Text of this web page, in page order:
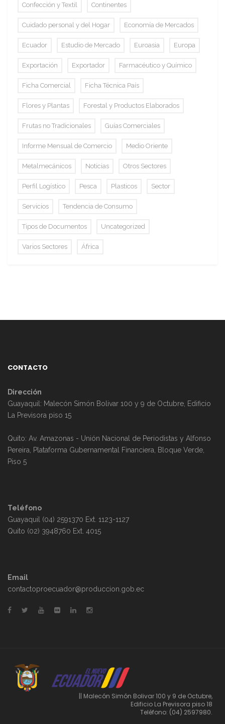
Confección y Textil Continentes
Cuidado personal y del Hogar Economía de Mercados
Ecuador Estudio de Mercado Euroasia Europa
Exportación Exportador Farmacéutico y Químico
Ficha Comercial Ficha Técnica País
Flores y Plantas Forestal y Productos Elaborados
Frutas no Tradicionales Guías Comerciales
Informe Mensual de Comercio Medio Oriente
Metalmecánicos Noticias Otros Sectores
Perfil Logístico Pesca Plasticos Sector
Servicios Tendencia de Consumo
Tipos de Documentos Uncategorized
Varios Sectores África
CONTACTO
Dirección
Guayaquil: Malecón Simón Bolivar 100 y 9 de Octubre, Edificio
La Previsora piso 15
Quito: Av. Amazonas - Unión Nacional de Periodistas y Alfonso
Pereira, Plataforma Gubernamental Financiera, Bloque Verde,
Piso 5
Teléfono
Guayaquil (04) 2591370 Ext. 1123-1127
Quito (02) 3948760 Ext. 4015
Email
contactoproecuador@produccion.gob.ec
|| Malecón Simón Bolivar 100 y 9 de Octubre,
Edificio La Previsora piso 18
Teléfono: (04) 2597980.